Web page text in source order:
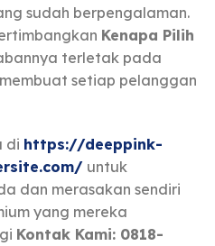
sudah berpengalaman.
Kenapa Pilih
terletak pada
setiap pelanggan
di https://deeppink-
untuk
dan merasakan sendiri
yang mereka
Kontak Kami: 0818-